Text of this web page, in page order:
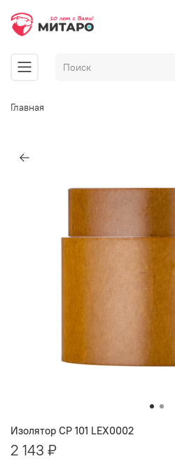
Главная
Изолятор CP 101 LEX0002
2 143 ₽